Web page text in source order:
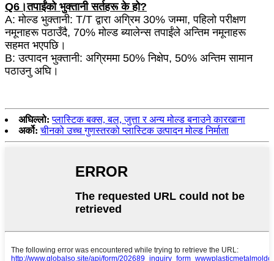
Q6।तपाईंको भुक्तानी सर्तहरू के हो?
A: मोल्ड भुक्तानी: T/T द्वारा अग्रिम 30% जम्मा, पहिलो परीक्षण
नमूनाहरू पठाउँदै, 70% मोल्ड ब्यालेन्स तपाईंले अन्तिम नमूनाहरू
सहमत भएपछि।
B: उत्पादन भुक्तानी: अग्रिममा 50% निक्षेप, 50% अन्तिम सामान
पठाउनु अघि।
अघिल्लो: प्लास्टिक बक्स, बल, जुत्ता र अन्य मोल्ड बनाउने कारखाना
अर्को: चीनको उच्च गुणस्तरको प्लास्टिक उत्पादन मोल्ड निर्माता